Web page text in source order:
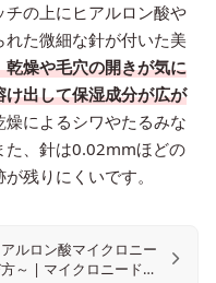
の上にヒアルロン酸や
た微細な針が付いた美
乾燥や毛穴の開きが気に
出して保湿成分が広が
燥によるシワやたるみな
た、針は0.02mmほどの
残りにくいです。
ルロン酸マイクロニー
～ | マイクロニードル